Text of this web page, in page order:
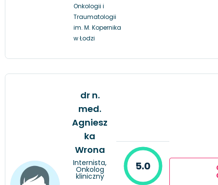
Onkologii i
Traumatologii
im. M. Kopernika
w Łodzi
dr n.
med.
Agniesz
ka
Wrona
Internista,
Onkolog
kliniczny
5.0